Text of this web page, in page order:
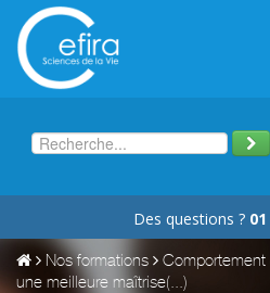
Des questions ?
Nos formations
Comportement
une meilleure maîtrise(...)